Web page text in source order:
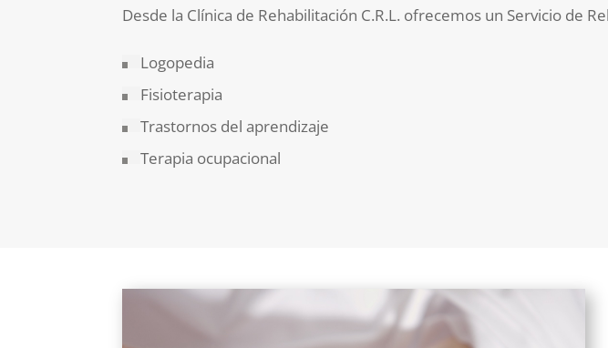
Desde la Clínica de Rehabilitación C.R.L. ofrecemos un Servicio de
Logopedia
Fisioterapia
Trastornos del aprendizaje
Terapia ocupacional